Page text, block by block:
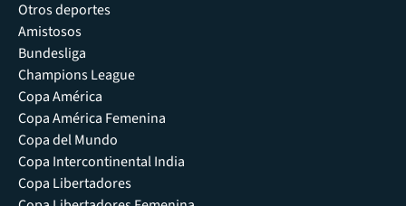
Otros deportes
Amistosos
Bundesliga
Champions League
Copa América
Copa América Femenina
Copa del Mundo
Copa Intercontinental India
Copa Libertadores